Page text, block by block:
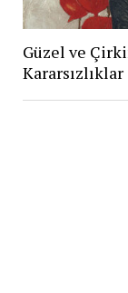
Güzel ve
Kararsızlıklar